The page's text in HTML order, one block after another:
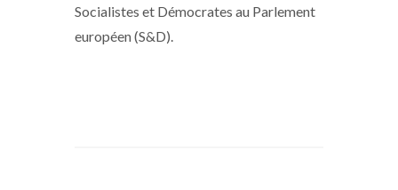
Socialistes et Démocrates au Parlement
européen (S&D).